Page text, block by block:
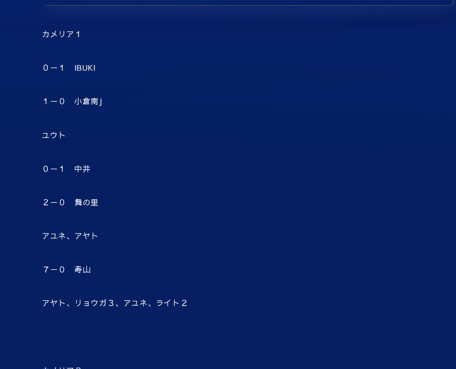
カメリア１
０－１ IBUKI
１－０ 小倉南J
ユウト
０－１ 中井
２－０ 舞の里
アユネ、アヤト
７－０ 寿山
アヤト、リョウガ３、アユネ、ライト２